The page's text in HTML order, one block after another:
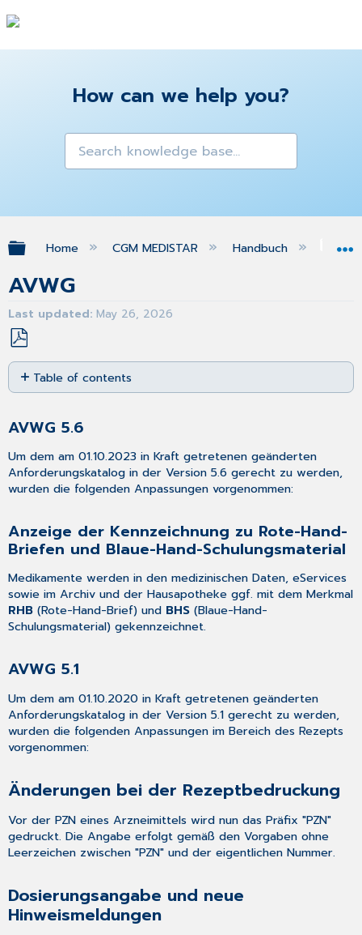
How can we help you?
Expand/collapse global hierarchy
Home CGM MEDISTAR Handbuch
AVWG
Last updated May 26, 2026
Save
as
PDF
Table of contents
Anzeige
der
Kennzeichnung
zu
Briefen
und
Hand-
Schulungsmaterial
AVWG
5.1
bei
Rezeptbedruckung
Dosierungsangabe
und
neue
Neue
Einnahmevorschrift
"gesonderte
Dosierungsangabe"
AVWG
Änderungsliste
Informationen
AVWG 5.6
Um dem am 01.10.2023 in Kraft getretenen geänderten
Anforderungskatalog in der Version 5.6 gerecht zu werden,
wurden die folgenden Anpassungen vorgenommen:
Anzeige der Kennzeichnung zu Rote-Hand-
Briefen und Blaue-Hand-Schulungsmaterial
Medikamente werden in den medizinischen Daten, eServices
sowie im Archiv und der Hausapotheke ggf. mit dem Merkmal
RHB (Rote-Hand-Brief) und BHS (Blaue-Hand-
Schulungsmaterial) gekennzeichnet.
AVWG 5.1
Um dem am 01.10.2020 in Kraft getretenen geänderten
Anforderungskatalog in der Version 5.1 gerecht zu werden,
wurden die folgenden Anpassungen im Bereich des Rezepts
vorgenommen:
Änderungen bei der Rezeptbedruckung
Vor der PZN eines Arzneimittels wird nun das Präfix "PZN"
gedruckt. Die Angabe erfolgt gemäß den Vorgaben ohne
Leerzeichen zwischen "PZN" und der eigentlichen Nummer.
Dosierungsangabe und neue
Hinweismeldungen